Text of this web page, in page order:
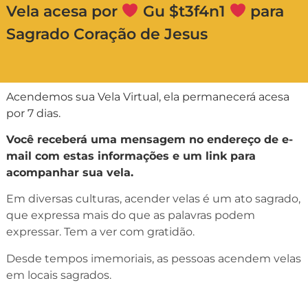
Vela acesa por Gu $t3f4n1
para
Sagrado Coração de Jesus
Acendemos sua Vela Virtual, ela permanecerá acesa
por 7 dias.
Você receberá uma mensagem no endereço de e-
mail com estas informações e um link para
acompanhar sua vela.
Em diversas culturas, acender velas é um ato sagrado,
que expressa mais do que as palavras podem
expressar. Tem a ver com gratidão.
Desde tempos imemoriais, as pessoas acendem velas
em locais sagrados.